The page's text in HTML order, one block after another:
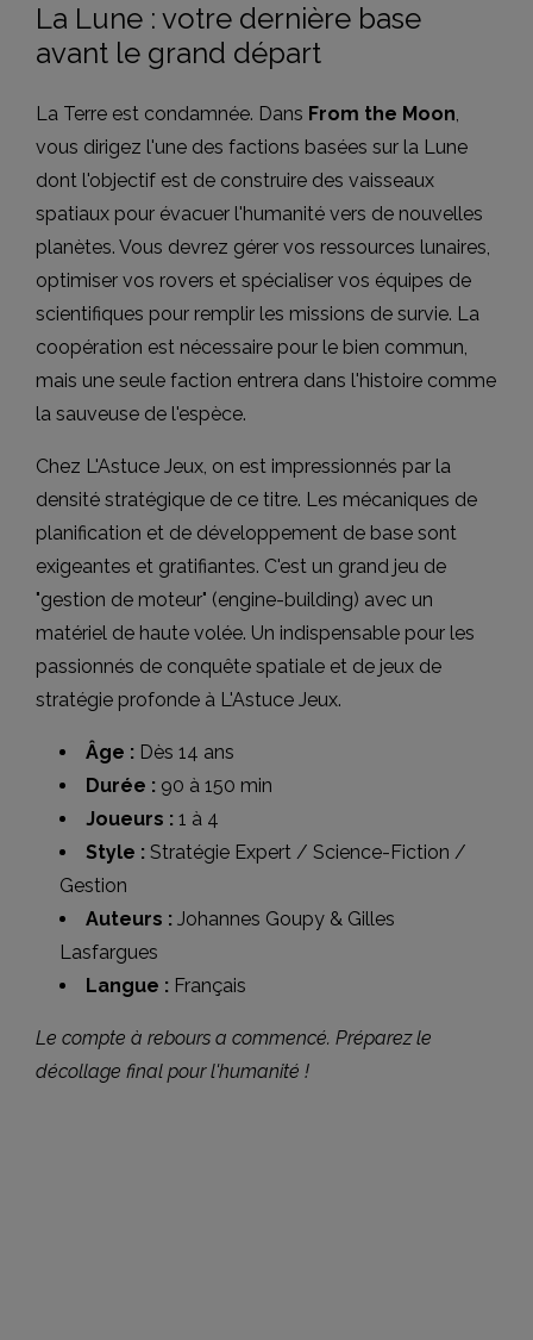
La Lune : votre dernière base
avant le grand départ
La Terre est condamnée. Dans From the Moon,
vous dirigez l'une des factions basées sur la Lune
dont l'objectif est de construire des vaisseaux
spatiaux pour évacuer l'humanité vers de nouvelles
planètes. Vous devrez gérer vos ressources lunaires,
optimiser vos rovers et spécialiser vos équipes de
scientifiques pour remplir les missions de survie. La
coopération est nécessaire pour le bien commun,
mais une seule faction entrera dans l'histoire comme
la sauveuse de l'espèce.
Chez L'Astuce Jeux, on est impressionnés par la
densité stratégique de ce titre. Les mécaniques de
planification et de développement de base sont
exigeantes et gratifiantes. C'est un grand jeu de
"gestion de moteur" (engine-building) avec un
matériel de haute volée. Un indispensable pour les
passionnés de conquête spatiale et de jeux de
stratégie profonde à L'Astuce Jeux.
Âge : Dès 14 ans
Durée : 90 à 150 min
Joueurs : 1 à 4
Style : Stratégie Expert / Science-Fiction /
Gestion
Auteurs : Johannes Goupy & Gilles
Lasfargues
Langue : Français
Le compte à rebours a commencé. Préparez le
décollage final pour l'humanité !